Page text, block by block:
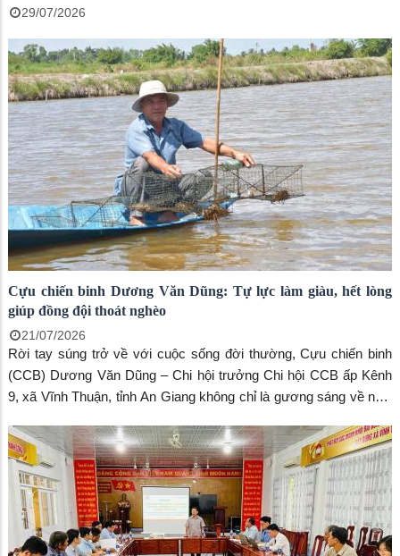
29/07/2026
Cựu chiến binh Dương Văn Dũng: Tự lực làm giàu, hết lòng
giúp đồng đội thoát nghèo
21/07/2026
Rời tay súng trở về với cuộc sống đời thường, Cựu chiến binh
(CCB) Dương Văn Dũng – Chi hội trưởng Chi hội CCB ấp Kênh
9, xã Vĩnh Thuận, tỉnh An Giang không chỉ là gương sáng về nghị
viên thoát nghèo bền vững.